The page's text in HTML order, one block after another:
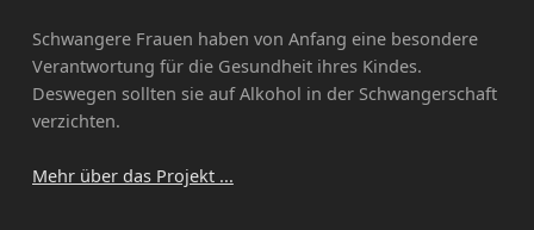
Schwangere Frauen haben von Anfang eine besondere
Verantwortung für die Gesundheit ihres Kindes.
Deswegen sollten sie auf Alkohol in der Schwangerschaft
verzichten.
Mehr über das Projekt ...